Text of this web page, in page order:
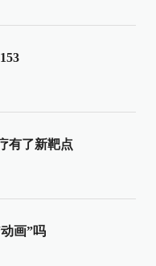
有了新靶点
画”吗